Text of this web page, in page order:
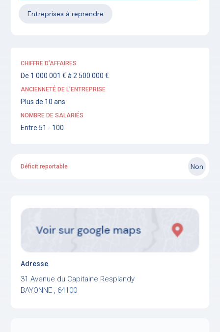
Entreprises à reprendre
CHIFFRE D’AFFAIRES
De 1 000 001 € à 2 500 000 €
ANCIENNETÉ DE L’ENTREPRISE
Plus de 10 ans
NOMBRE DE SALARIÉS
Entre 51 - 100
Déficit reportable Non
Adresse
31 Avenue du Capitaine Resplandy
BAYONNE , 64100